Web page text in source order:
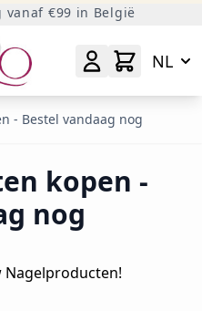
vanaf €99 in België
NL
- Bestel vandaag nog
kopen -
nog
Nagelproducten!